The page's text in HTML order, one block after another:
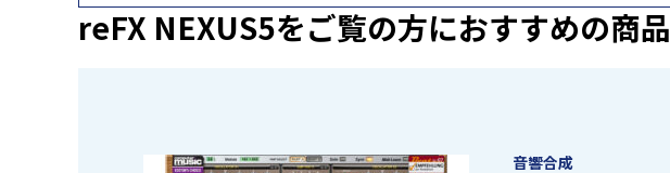
reFX NEXUS5をご覧の方におすすめの商品
音響合成